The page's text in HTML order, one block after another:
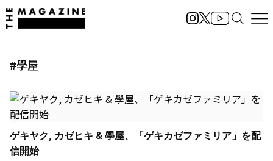
#學屋
ゲキヤク, カゼヒキ & 學屋、「ゲキカゼファミリア」を配
信開始